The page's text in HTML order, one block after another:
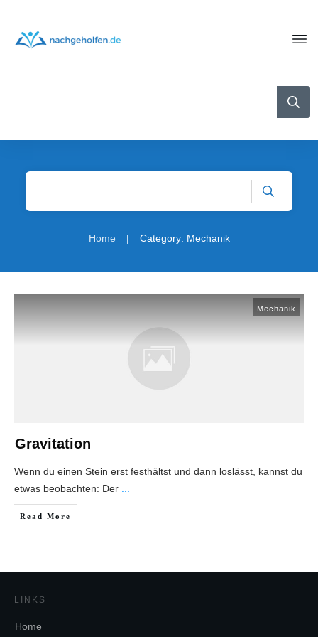
Home | Category: Mechanik
Mechanik
Gravitation
Wenn du einen Stein erst festhältst und dann loslässt, kannst du
etwas beobachten: Der
Read More
LINKS
Home